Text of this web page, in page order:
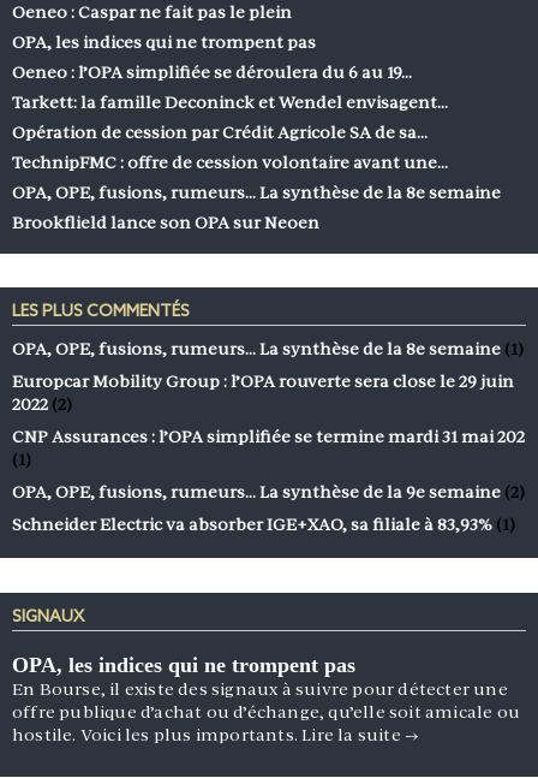
Oeneo : Caspar ne fait pas le plein
OPA, les indices qui ne trompent pas
Oeneo : l’OPA simplifiée se déroulera du 6 au 19…
Tarkett: la famille Deconinck et Wendel envisagent…
Opération de cession par Crédit Agricole SA de sa…
TechnipFMC : offre de cession volontaire avant une…
OPA, OPE, fusions, rumeurs… La synthèse de la 8e semaine
Brookflield lance son OPA sur Neoen
LES PLUS COMMENTÉS
OPA, OPE, fusions, rumeurs… La synthèse de la 8e semaine (1)
Europcar Mobility Group : l’OPA rouverte sera close le 29 juin
2022 (2)
CNP Assurances : l’OPA simplifiée se termine mardi 31 mai 202
(1)
OPA, OPE, fusions, rumeurs… La synthèse de la 9e semaine (2)
Schneider Electric va absorber IGE+XAO, sa filiale à 83,93% (1)
SIGNAUX
OPA, les indices qui ne trompent pas
En Bourse, il existe des signaux à suivre pour détecter une
offre publique d’achat ou d’échange, qu’elle soit amicale ou
hostile. Voici les plus importants.Lire la suite →